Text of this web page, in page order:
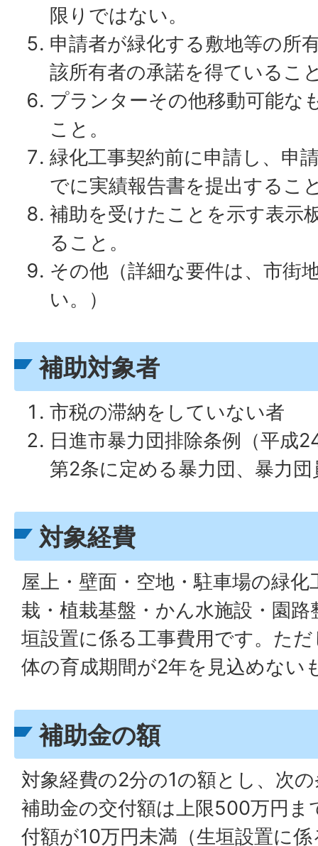
限りではない。
申請者が緑化する敷地等の所
該所有者の承諾を得ているこ
プランターその他移動可能な
こと。
緑化工事契約前に申請し、申
でに実績報告書を提出するこ
補助を受けたことを示す表示
ること。
その他（詳細な要件は、市街
い。）
補助対象者
市税の滞納をしていない者
日進市暴力団排除条例（平成
第2条に定める暴力団、暴力
対象経費
屋上・壁面・空地・駐車場の緑
栽・植栽基盤・かん水施設・園
垣設置に係る工事費用です。た
体の育成期間が2年を見込めない
補助金の額
対象経費の2分の1の額とし、次
補助金の交付額は上限500万円
付額が10万円未満（生垣設置に